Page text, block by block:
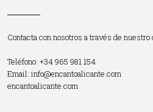
Contacta con nosotros a través de
Teléfono: +34 965 981 154
Email: info@encantoalicante.com
encantoalicante.com